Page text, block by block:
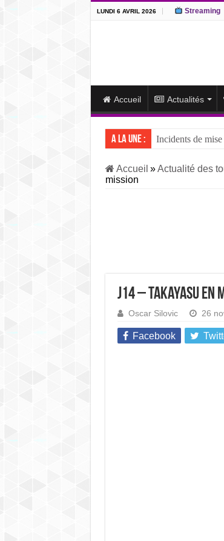
LUNDI 6 AVRIL 2026 Streaming
Accueil Actualités
A la une :
Incidents de
J13 – Aonishiki
Accueil » Actualité des
mission
J14 – Takayasu en
Oscar Silovic 26
Facebook